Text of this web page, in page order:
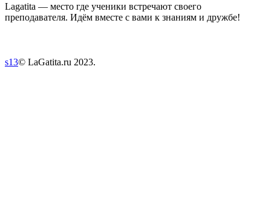
Lagatita — место где ученики встречают своего
преподавателя. Идём вместе с вами к знаниям и дружбе!
s13© LaGatita.ru 2023.